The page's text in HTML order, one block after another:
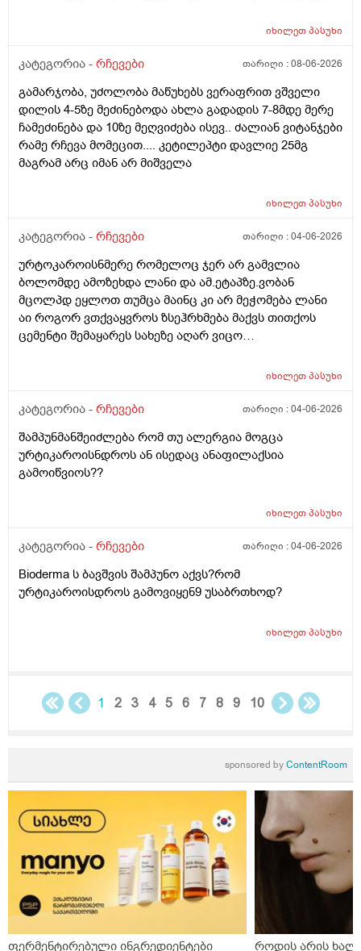
არა.მაშონ ანაფილაქსია ხომ არ მექმება?
ცუდათ ვხდებინშოშოსგან მარტო მაშინებს ეს
ონტელექტოც ანაფილაქსიას ახსენებს სულ დამამე
როზა
იხილეთპასუხი
კატეგორია - რჩევები თარიღი :08-06-2026
გამარჯობა, უძოლობა მაწუხებს ვერაფრით ვშველი
დილის 4-5ზე მეძინებოდა ახლა გადადის 7-8მდე მერე
ჩამეძინება და 10ზე მეღვიძება ისევ.. ძალიან ვიტანჯები
რამე რჩევა მომეცით.... კეტილეპტი დავლიე 25მგ
მაგრამ არც იმან არ მიშველა
იხილეთპასუხი
კატეგორია - რჩევები თარიღი :04-06-2026
ურტოკაროისნმერე რომელოც ჯერ არ გამვლია
ბოლომდე ამოზეხდა ლანი და ამ.ეტაპზე.ვობან
მცოლპდ ეყლოთ თუმცა მაინც კი არ მეჭომება ლანი
აი როგორ ვთქვაყვროს ზსეჰრხმება მაქვს თითქოს
ცემენტი შემაყარეს სახეზე აღარ ვიცო
წვალებაშო..სულ ბავშობიდან დღემდე ალისა საპონს
2036წელს.ვეღარ ბხმღობ.მცპლპდნეყალოც კი ესეთ
დამატენოანებელო ვერ მშველოს.პოროს დაბანოს
მერე 4ჯერ ვისმევ პატარა პატარა შიალედებში
ბიბჩენის დამცავ გვირილოს კრემს პანთენოლოთ რომ
უკბე არადა ჭიჭყიანია ხომ არ ვივლი.ჯერ წულოთ
ტამზე არვარ ასე.წყლოთაც კი ჩიმი წვაც მაქ აქა ოქ
სახეზე წამოერად.ბუნჩენსაც ბავშობიდან ვხმარობ
იხილეთპასუხი
კატეგორია - რჩევები თარიღი :04-06-2026
შამპუნმანშეიძლება რომ თუ ალერგია მოგცა
ურტიკაროისნდროს ან ისედაც ანაფილაქსია
გამოიწვიოს??
იხილეთპასუხი
კატეგორია - რჩევები თარიღი :04-06-2026
Bioderma ს ბავშვის შამპუნო აქვს?რომ
ურტიკაროისდროს გამოვიყენ9 უსაბრთხოდ?
იხილეთპასუხი
1 2 3 4 5 6 7 8 9 10
sponsored byContentRoom
ფერმენტირებული ინგრედიენტები როდის არის